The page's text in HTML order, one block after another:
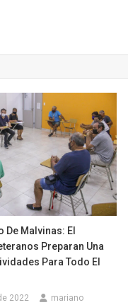
De Malvinas: El
Preparan Una
Para Todo El
2022 mariano